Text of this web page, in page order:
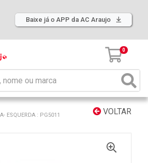
Baixe já o APP da AC Araujo
0
VOLTAR
ESQUERDA : PG5011